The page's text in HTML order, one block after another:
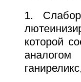
1.
которой